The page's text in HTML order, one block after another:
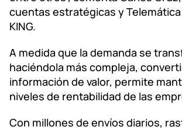
cuentas estratégicas y Telemática
KING.
A medida que la demanda se
haciéndola más compleja,
información de valor, permite
niveles de rentabilidad de las
Con millones de envíos diarios,